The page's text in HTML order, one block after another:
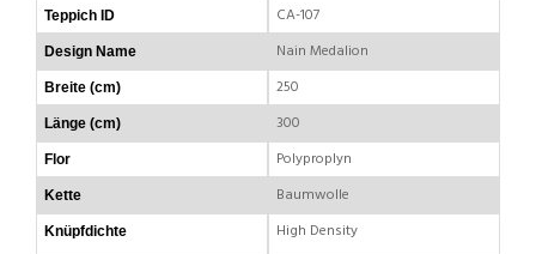
Teppich ID CA-107
Design Name Nain Medalion
Breite (cm) 250
Länge (cm) 300
Flor Polyproplyn
Kette Baumwolle
Knüpfdichte High Density